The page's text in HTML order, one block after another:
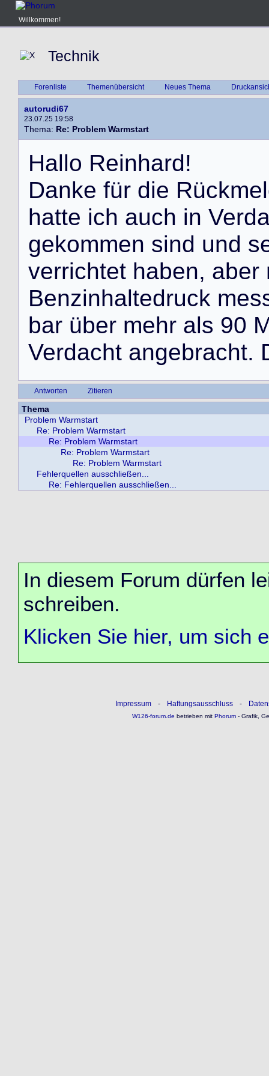
Willkommen!
Technik
Forenliste Themenübersicht Neues Thema
autorudi67
23.07.25 19:58
Thema: Re: Problem Warmstart
Hallo Reinhard!
Danke für die Rückmel
hatte ich auch in Verd
gekommen sind und s
verrichtet haben, aber
Benzinhaltedruck mes
bar über mehr als 90
Verdacht angebracht.
Antworten Zitieren
Thema
Problem Warmstart
Re: Problem Warmstart
Re: Problem Warmstart
Re: Problem Warmstart
Re: Problem Warmstart
Fehlerquellen ausschließen...
Re: Fehlerquellen ausschließen...
In diesem Forum dürfen
schreiben.
Klicken Sie hier, um sich
Impressum - Haftungsausschluss -
W126-forum.de betrieben mitPhorum- Grafik,